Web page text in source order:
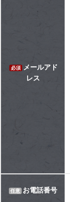
必須
メールアド
レス
任意 お電話番号